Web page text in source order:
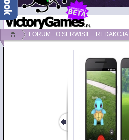
FORUM O SERWISIE REDAKCJA